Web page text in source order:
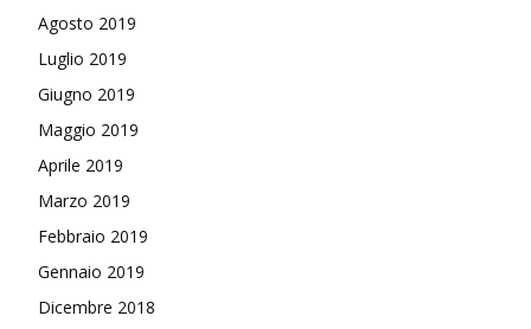
Agosto 2019
Luglio 2019
Giugno 2019
Maggio 2019
Aprile 2019
Marzo 2019
Febbraio 2019
Gennaio 2019
Dicembre 2018